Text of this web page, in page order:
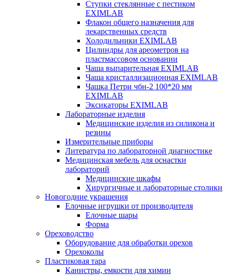
Ступки стеклянные с пестиком
EXIMLAB
Флакон общего назначения для
лекарственных средств
Холодильники EXIMLAB
Цилиндры для ареометров на
пластмассовом основании
Чаша выпарительная EXIMLAB
Чаша кристаллизационная EXIMLAB
Чашка Петри чбн-2 100*20 мм
EXIMLAB
Эксикаторы EXIMLAB
Лабораторные изделия
Медицинские изделия из силикона и
резины
Измерительные приборы
Литература по лабораторной диагностике
Медицинская мебель для оснастки
лабораторий
Медицинские шкафы
Хирургичные и лабораторные столики
Новогодние украшения
Елочные игрушки от производителя
Елочные шары
Форма
Ореховодство
Оборудование для обработки орехов
Орехоколы
Пластиковая тара
Канистры, емкости для химии